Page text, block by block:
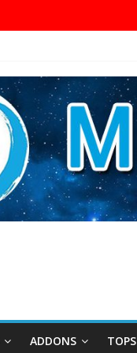
ADDONS TOPS